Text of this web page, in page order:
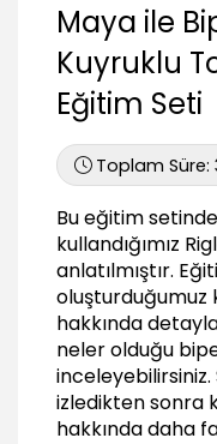
Kapak açılma
16:12
Geri zıplama
11:44
Final
00:46
Maya ile
Kuyruklu
Eğitim Seti
Toplam Süre:
Bu eğitim
kullandığımız
anlatılmıştır.
hakkında
neler olduğu
izledikten sonra
hakkında daha